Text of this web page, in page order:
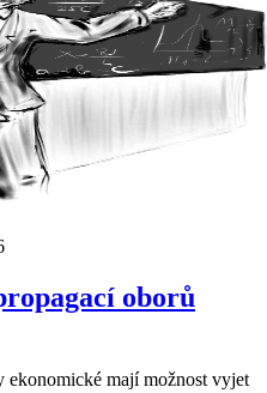
oborů
ekonomické mají možnost vyjet